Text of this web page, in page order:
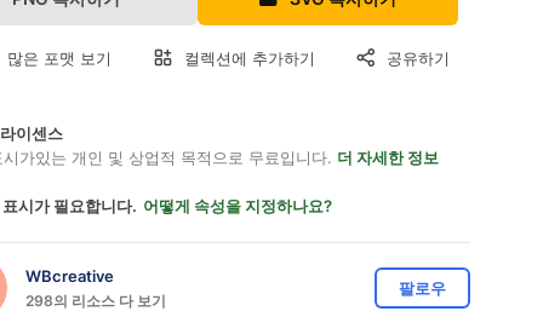
많은 포맷 보기 컬렉션에 추가하기 공유하기
이센스
가있는 개인 및 상업적 목적으로 무료입니다. 더 자세한 정보
시가 필요합니다. 어떻게 속성을 지정하나요?
WBcreative
298의 리소스 다 보기
팔로우